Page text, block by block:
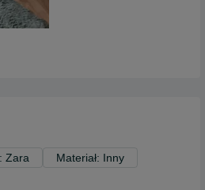
Zara Materiał: Inny